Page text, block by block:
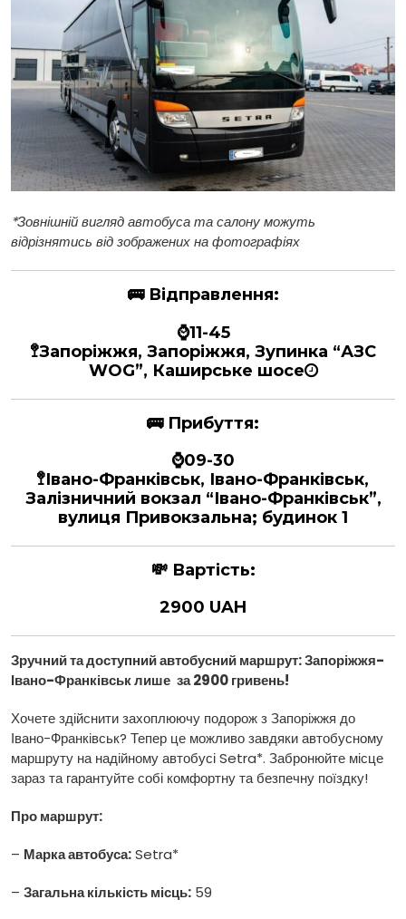
*Зовнішній вигляд автобуса та салону можуть
відрізнятись від зображених на фотографіях
🚌 Відправлення:
⌚11-45
🚏Запоріжжя, Запоріжжя, Зупинка “АЗС
WOG”, Каширське шосе
🚌 Прибуття:
⌚09-30
🚏Івано-Франківськ, Івано-Франківськ,
Залізничний вокзал “Івано-Франківськ”,
вулиця Привокзальна; будинок 1
💸 Вартість:
2900 UAH
Зручний та доступний автобусний маршрут: Запоріжжя-
Івано-Франківськ лише за 2900 гривень!
Хочете здійснити захоплюючу подорож з Запоріжжя до
Івано-Франківськ? Тепер це можливо завдяки автобусному
маршруту на надійному автобусі Setra*. Забронюйте місце
зараз та гарантуйте собі комфортну та безпечну поїздку!
Про маршрут:
– Марка автобуса:Setra*
– Загальна кількість місць: 59